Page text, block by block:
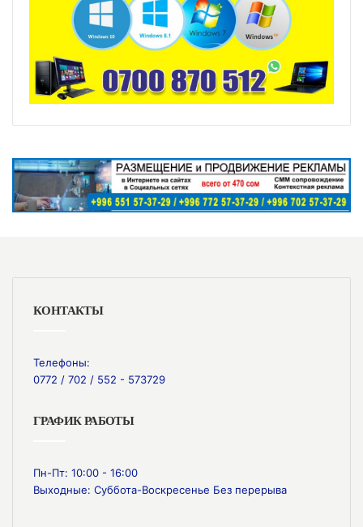
КОНТАКТЫ
Телефоны:
0772 / 702 / 552 - 573729
ГРАФИК РАБОТЫ
Пн-Пт: 10:00 - 16:00
Выходные: Суббота-Воскресенье Без перерыва